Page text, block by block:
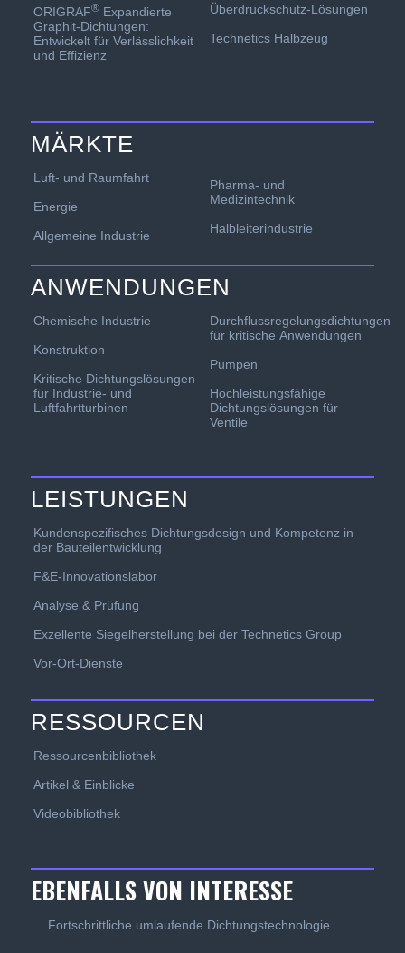
ORIGRAF®Expandierte
Graphit-Dichtungen:
Entwickelt für Verlässlichkeit
und Effizienz
Überdruckschutz-Lösungen
Technetics Halbzeug
MÄRKTE
Luft- und Raumfahrt
Energie
Allgemeine Industrie
Pharma- und
Medizintechnik
Halbleiterindustrie
ANWENDUNGEN
Chemische Industrie
Konstruktion
Kritische Dichtungslösungen
für Industrie- und
Luftfahrtturbinen
Durchflussregelungsdichtungen
für kritische Anwendungen
Pumpen
Hochleistungsfähige
Dichtungslösungen für
Ventile
LEISTUNGEN
Kundenspezifisches Dichtungsdesign und Kompetenz in
der Bauteilentwicklung
F&E-Innovationslabor
Analyse & Prüfung
Exzellente Siegelherstellung bei der Technetics Group
Vor-Ort-Dienste
RESSOURCEN
Ressourcenbibliothek
Artikel & Einblicke
Videobibliothek
EBENFALLS VON INTERESSE
Fortschrittliche umlaufende Dichtungstechnologie